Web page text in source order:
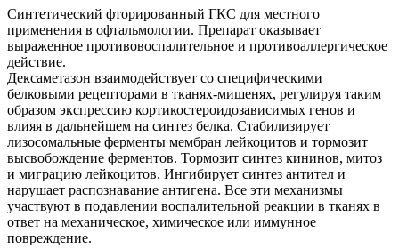
Синтетический фторированный ГКС для местного
применения в офтальмологии. Препарат оказывает
выраженное противовоспалительное и противоаллергическое
действие.
Дексаметазон взаимодействует со специфическими
белковыми рецепторами в тканях-мишенях, регулируя таким
образом экспрессию кортикостероидозависимых генов и
влияя в дальнейшем на синтез белка. Стабилизирует
лизосомальные ферменты мембран лейкоцитов и тормозит
высвобождение ферментов. Тормозит синтез кининов, митоз
и миграцию лейкоцитов. Ингибирует синтез антител и
нарушает распознавание антигена. Все эти механизмы
участвуют в подавлении воспалительной реакции в тканях в
ответ на механическое, химическое или иммунное
повреждение.